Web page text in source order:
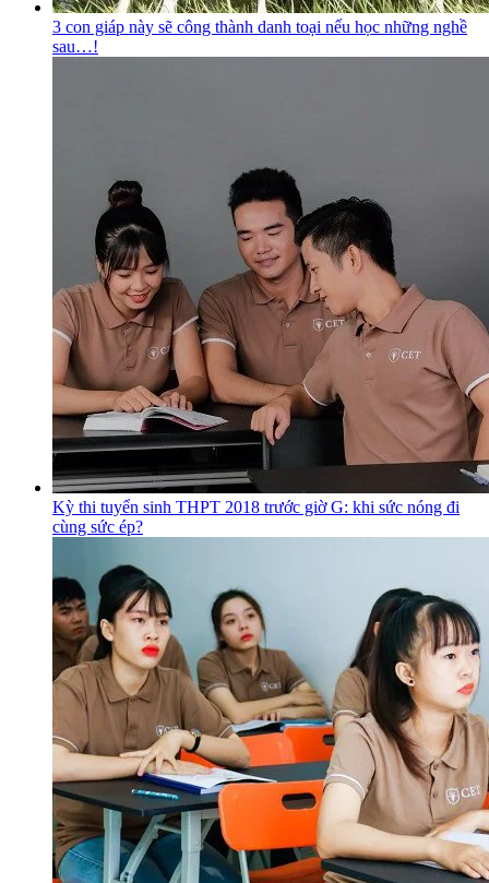
3 con giáp này sẽ công thành danh toại nếu học những nghề
sau…!
Kỳ thi tuyển sinh THPT 2018 trước giờ G: khi sức nóng đi
cùng sức ép?